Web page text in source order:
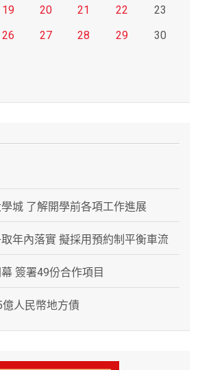
19 20 21 22
23
26 27 28 29
30
城 了解開學前各項工作進展
年內落實 擬採用預約制平衡車流
簽署49份合作項目
人民幣地方債